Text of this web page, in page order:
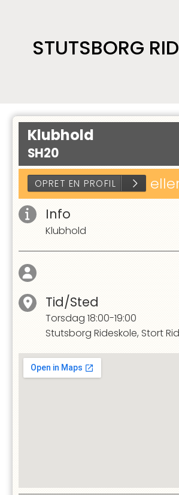
STUTSBORG
Klubhold
SH20
Info
Klubhold
Tid/Sted
Torsdag 18:00-19:00
Stutsborg Rideskole, Stort